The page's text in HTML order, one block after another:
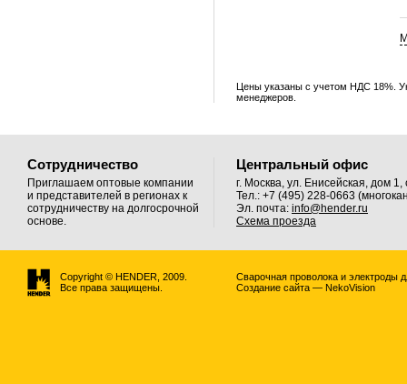
Цены указаны с учетом НДС 18%.
менеджеров.
Сотрудничество
Приглашаем оптовые компании
и представителей в регионах к
сотрудничеству на долгосрочной
основе.
Центральный офис
г. Москва, ул. Енисейская, дом 1,
Тел.: +7 (495) 228-0663
Эл. почта: info@hender.ru
Схема проезда
Copyright © HENDER, 2009.
Все права защищены.
Сварочная проволока и электроды
Создание сайта — NekoVision